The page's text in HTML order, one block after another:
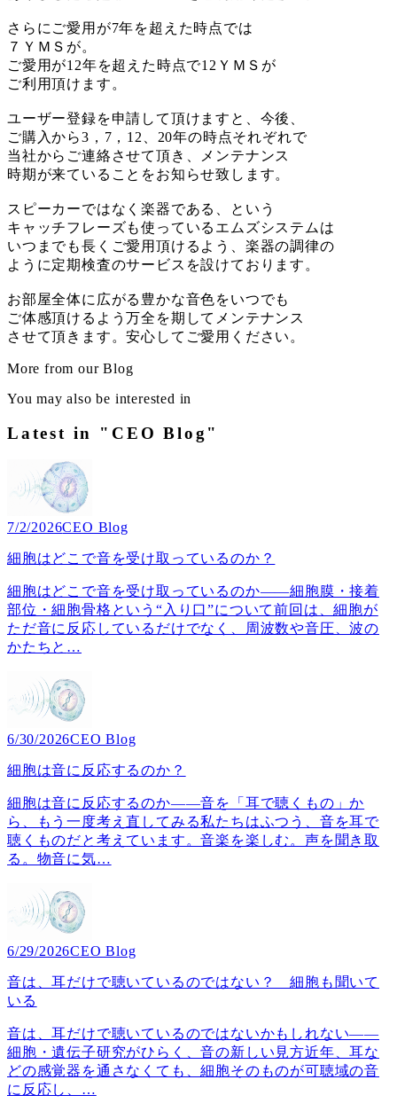
さらにご愛用が7年を超えた時点では
７ＹＭＳが。
ご愛用が12年を超えた時点で12ＹＭＳが
ご利用頂けます。
ユーザー登録を申請して頂けますと、今後、
ご購入から3，7，12、20年の時点それぞれで
当社からご連絡させて頂き、メンテナンス
時期が来ていることをお知らせ致します。
スピーカーではなく楽器である、という
キャッチフレーズも使っているエムズシステムは
いつまでも長くご愛用頂けるよう、楽器の調律の
ように定期検査のサービスを設けております。
お部屋全体に広がる豊かな音色をいつでも
ご体感頂けるよう万全を期してメンテナンス
させて頂きます。安心してご愛用ください。
More from our Blog
You may also be interested in
Latest in "CEO Blog"
7/2/2026CEO Blog
細胞はどこで音を受け取っているのか？
細胞はどこで音を受け取っているのか――細胞膜・接着
部位・細胞骨格という“入り口”について前回は、細胞が
ただ音に反応しているだけでなく、周波数や音圧、波の
かたちと …
6/30/2026CEO Blog
細胞は音に反応するのか？
細胞は音に反応するのか――音を「耳で聴くもの」か
ら、もう一度考え直してみる私たちはふつう、音を耳で
聴くものだと考えています。音楽を楽しむ。声を聞き取
る。物音に気…
6/29/2026CEO Blog
音は、耳だけで聴いているのではない？ 細胞も聞いて
いる
音は、耳だけで聴いているのではないかもしれない――
細胞・遺伝子研究がひらく、音の新しい見方近年、耳な
どの感覚器を通さなくても、細胞そのものが可聴域の音
に反応し、 …